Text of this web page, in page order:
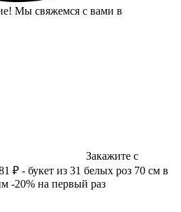
Мы свяжемся с вами в
Закажите с
₽ - букет из 31 белых роз 70 см в
-20% на первый раз